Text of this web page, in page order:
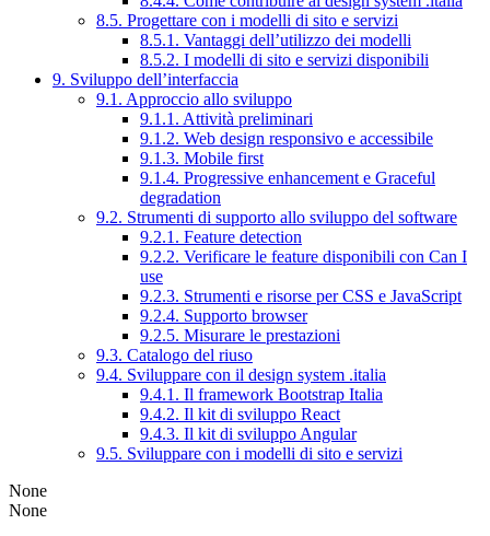
8.5. Progettare con i modelli di sito e servizi
8.5.1. Vantaggi dell’utilizzo dei modelli
8.5.2. I modelli di sito e servizi disponibili
9. Sviluppo dell’interfaccia
9.1. Approccio allo sviluppo
9.1.1. Attività preliminari
9.1.2. Web design responsivo e accessibile
9.1.3. Mobile first
9.1.4. Progressive enhancement e Graceful
degradation
9.2. Strumenti di supporto allo sviluppo del software
9.2.1. Feature detection
9.2.2. Verificare le feature disponibili con Can I
use
9.2.3. Strumenti e risorse per CSS e JavaScript
9.2.4. Supporto browser
9.2.5. Misurare le prestazioni
9.3. Catalogo del riuso
9.4. Sviluppare con il design system .italia
9.4.1. Il framework Bootstrap Italia
9.4.2. Il kit di sviluppo React
9.4.3. Il kit di sviluppo Angular
9.5. Sviluppare con i modelli di sito e servizi
None
None